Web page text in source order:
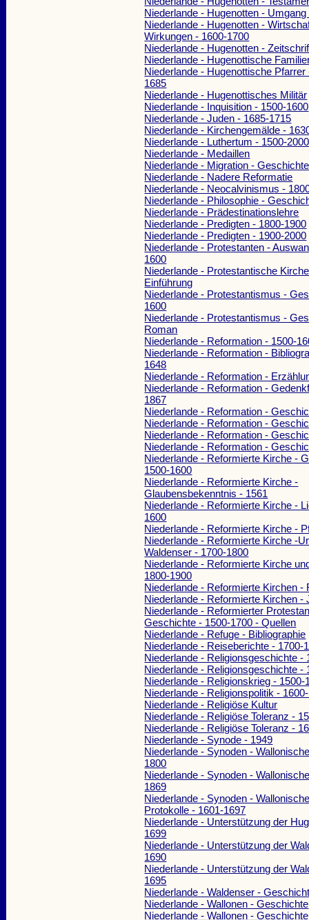
Niederlande - Hugenotten -
Niederlande - Hugenotten -
Wirkungen - 1600-1700
Niederlande - Hugenotten -
Niederlande - Hugenottische
Niederlande - Hugenottische Pfarrer
1685
Niederlande - Hugenottisches Militär
Niederlande - Inquisition - 1500-1600
Niederlande - Juden - 1685-1715
Niederlande - Kirchengemälde -
Niederlande - Luthertum - 1500-2000
Niederlande - Medaillen
Niederlande - Migration -
Niederlande - Nadere Reformatie
Niederlande - Neocalvinismus -
Niederlande - Philosophie -
Niederlande - Prädestinationslehre
Niederlande - Predigten - 1800-1900
Niederlande - Predigten - 1900-2000
Niederlande - Protestanten -
1600
Niederlande - Protestantische
Einführung
Niederlande - Protestantismus -
1600
Niederlande - Protestantismus -
Roman
Niederlande - Reformation - 1500-
Niederlande - Reformation -
1648
Niederlande - Reformation -
Niederlande - Reformation -
1867
Niederlande - Reformation -
Niederlande - Reformation -
Niederlande - Reformation -
Niederlande - Reformation -
Niederlande - Reformierte Kirche -
1500-1600
Niederlande - Reformierte Kirche -
Glaubensbekenntnis - 1561
Niederlande - Reformierte Kirche -
1600
Niederlande - Reformierte Kirche -
Niederlande - Reformierte Kirche -
Waldenser - 1700-1800
Niederlande - Reformierte Kirche
1800-1900
Niederlande - Reformierte Kirchen -
Niederlande - Reformierte Kirchen -
Niederlande - Reformierter
Geschichte - 1500-1700 - Quellen
Niederlande - Refuge - Bibliographie
Niederlande - Reiseberichte - 1700-
Niederlande - Religionsgeschichte -
Niederlande - Religionsgeschichte -
Niederlande - Religionskrieg - 1500-
Niederlande - Religionspolitik -
Niederlande - Religiöse Kultur
Niederlande - Religiöse Toleranz -
Niederlande - Religiöse Toleranz -
Niederlande - Synode - 1949
Niederlande - Synoden -
1800
Niederlande - Synoden -
1869
Niederlande - Synoden -
Protokolle - 1601-1697
Niederlande - Unterstützung der
1699
Niederlande - Unterstützung der
1690
Niederlande - Unterstützung der
1695
Niederlande - Waldenser -
Niederlande - Wallonen - Geschichte
Niederlande - Wallonen - Geschichte